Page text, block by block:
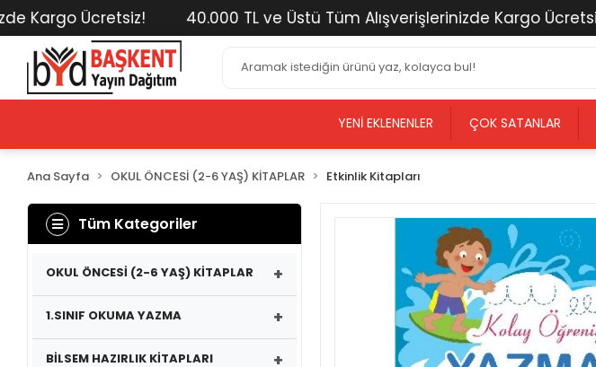
Ücretsiz! 40.000 TL ve Üstü Tüm Alışverişlerinizde Kargo Ücretsiz!
YENI EKLENENLER ÇOK SATANLAR
Ana Sayfa OKUL ÖNCESİ (2-6 YAŞ) KİTAPLAR Etkinlik Kitapları
Tüm Kategoriler
OKUL ÖNCESİ (2-6 YAŞ) KİTAPLAR +
1.SINIF OKUMA YAZMA +
BİLSEM HAZIRLIK KİTAPLARI +